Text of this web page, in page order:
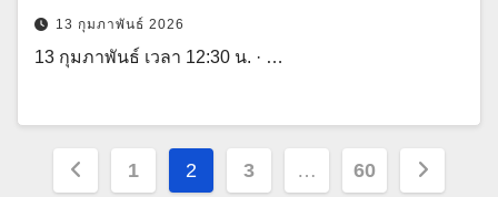
13 กุมภาพันธ์ 2026
13 กุมภาพันธ์ เวลา 12:30 น. · …
Posts
1 2 3 … 60